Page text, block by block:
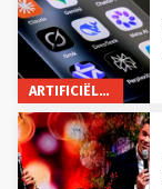
ARTIFICIËLE INTELLIGENTIE